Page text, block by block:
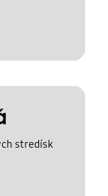
stredísk